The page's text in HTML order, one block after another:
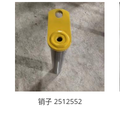
销子 2512552